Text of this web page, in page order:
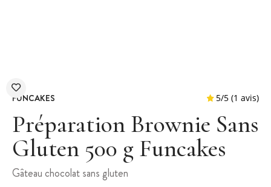
FUNCAKES
Préparation Brownie Sans
Gluten 500 g Funcakes
Gâteau chocolat sans gluten